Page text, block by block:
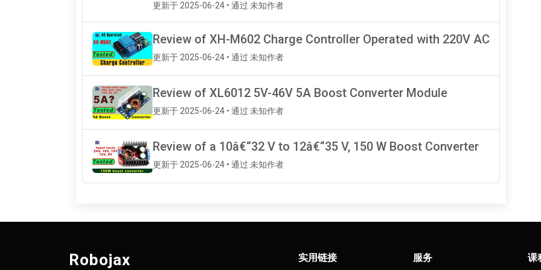
更新于 2025-06-24 • 通过 未知作者
Review of XH-M602 Charge Controller Operated with 220V AC
更新于 2025-06-24 • 通过 未知作者
Review of XL6012 5V-46V 5A Boost Converter Module
更新于 2025-06-24 • 通过 未知作者
Review of a 10â€“32 V to 12â€“35 V, 150 W Boost Converter
更新于 2025-06-24 • 通过 未知作者
Robojax 实用链接 服务 课